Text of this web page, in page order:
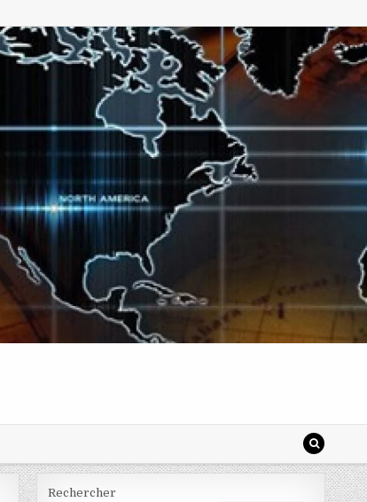
Rechercher